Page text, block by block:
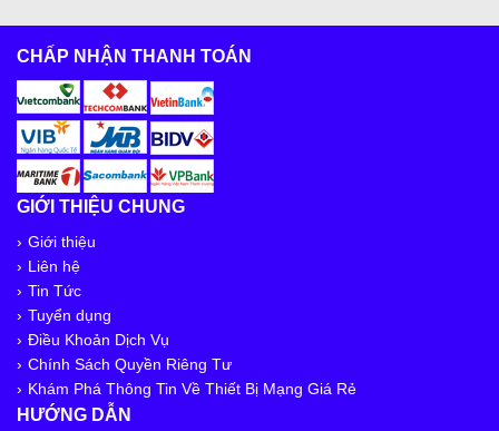
CHẤP NHẬN THANH TOÁN
GIỚI THIỆU CHUNG
Giới thiệu
Liên hệ
Tin Tức
Tuyển dụng
Điều Khoản Dịch Vụ
Chính Sách Quyền Riêng Tư
Khám Phá Thông Tin Về Thiết Bị Mạng Giá Rẻ
HƯỚNG DẪN